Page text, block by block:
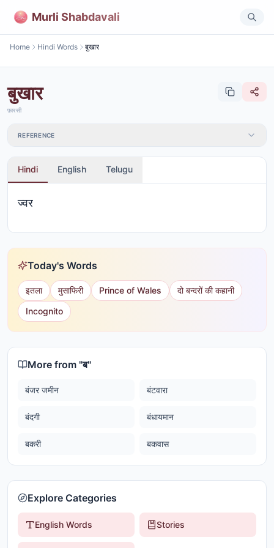
Murli Shabdavali
Home Hindi Words बुखार
बुखार
फ़ारसी
REFERENCE
Hindi English Telugu
ज्वर
Today's Words
इतला मुसाफिरी Prince of Wales
दो बन्दरों की कहानी
Incognito
More from "ब"
बंजर जमीन बंटवारा
बंदगी बंधायमान
बकरी बकवास
Explore Categories
English Words Stories